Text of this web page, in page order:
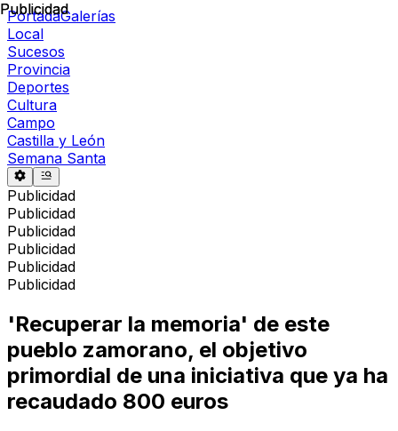
PortadaGalerías
Local
Sucesos
Provincia
Deportes
Cultura
Campo
Castilla y León
Semana Santa
Publicidad
Publicidad
Publicidad
Publicidad
Publicidad
Publicidad
Publicidad
'Recuperar la memoria' de este
pueblo zamorano, el objetivo
primordial de una iniciativa que ya ha
recaudado 800 euros
Publicidad